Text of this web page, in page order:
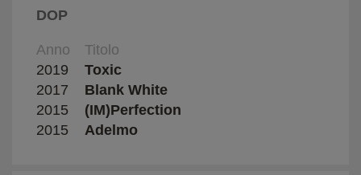
DOP
Anno Titolo
2019
Toxic
2017
Blank White
2015
(IM)Perfection
2015
Adelmo